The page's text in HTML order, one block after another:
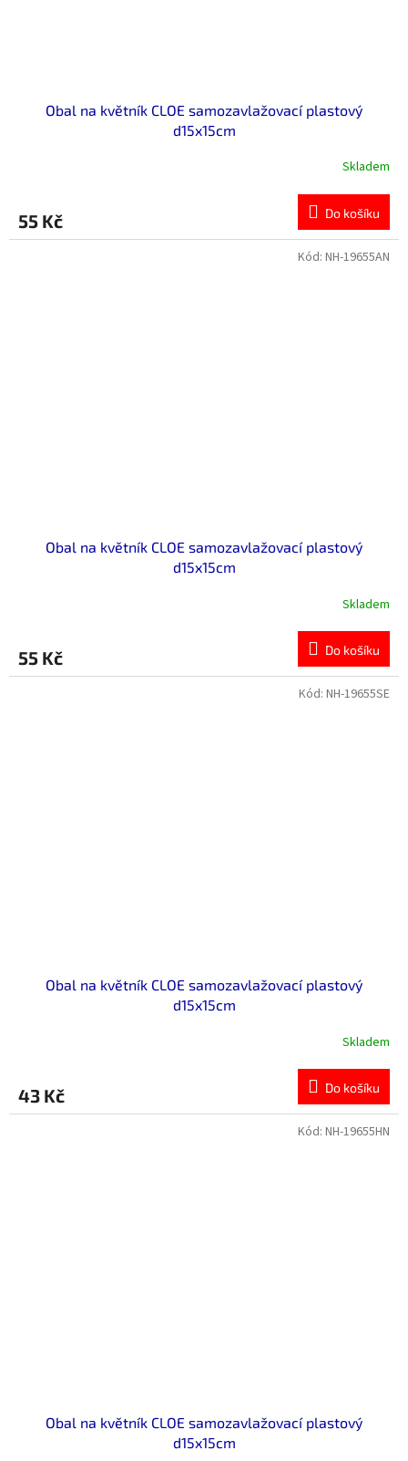
Obal na květník CLOE samozavlažovací plastový
d15x15cm
je
0,0
Skladem
55 Kč Do košíku
Obal na květník CLOE samozavlažovací plastový
d15x15cm
Skladem
55 Kč Do košíku
Kód: NH-19655AN
Obal na květník CLOE samozavlažovací plastový
d15x15cm
Skladem
43 Kč Do košíku
Kód: NH-19655SE
Obal na květník CLOE samozavlažovací plastový
d15x15cm
Kód: NH-19655HN